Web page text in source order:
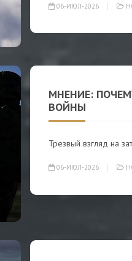
06-ИЮЛ-2026
МНЕНИЕ:
ВОЙНЫ
Трезвый взгляд на
06-ИЮЛ-2026